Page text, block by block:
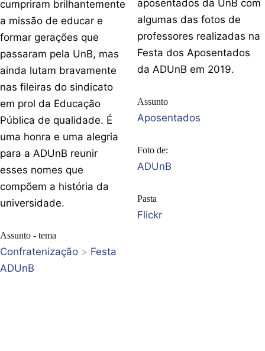
cumpriram brilhantemente
a missão de educar e
formar gerações que
passaram pela UnB, mas
ainda lutam bravamente
nas fileiras do sindicato
em prol da Educação
Pública de qualidade. É
uma honra e uma alegria
para a ADUnB reunir
esses nomes que
compõem a história da
universidade.
Assunto - tema
Confratenização > Festa
ADUnB
aposentados da UnB com
algumas das fotos de
professores realizadas na
Festa dos Aposentados
da ADUnB em 2019.
Assunto
Aposentados
Foto de:
ADUnB
Pasta
Flickr